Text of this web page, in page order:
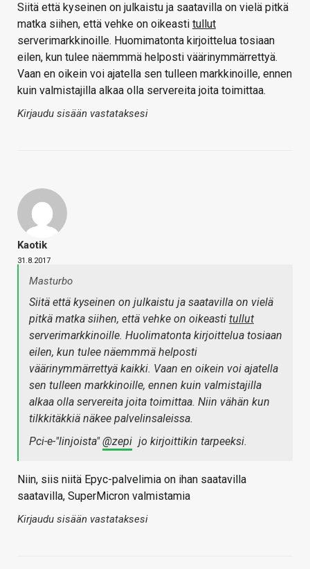
Siitä että kyseinen on julkaistu ja saatavilla on vielä pitkä
matka siihen, että vehke on oikeasti tullut
serverimarkkinoille. Huomimatonta kirjoittelua tosiaan
eilen, kun tulee näemmmä helposti väärinymmärrettyä.
Vaan en oikein voi ajatella sen tulleen markkinoille, ennen
kuin valmistajilla alkaa olla servereita joita toimittaa.
Kirjaudu sisään vastataksesi
Kaotik
31.8.2017
Masturbo
Siitä että kyseinen on julkaistu ja saatavilla on vielä
pitkä matka siihen, että vehke on oikeasti tullut
serverimarkkinoille. Huolimatonta kirjoittelua tosiaan
eilen, kun tulee näemmmä helposti
väärinymmärrettyä kaikki. Vaan en oikein voi ajatella
sen tulleen markkinoille, ennen kuin valmistajilla
alkaa olla servereita joita toimittaa. Niin vähän kun
tilkkitäkkiä näkee palvelinsaleissa.
Pci-e-"linjoista"@zepi jo kirjoittikin tarpeeksi.
Niin, siis niitä Epyc-palvelimia on ihan saatavilla
saatavilla, SuperMicron valmistamia
Kirjaudu sisään vastataksesi